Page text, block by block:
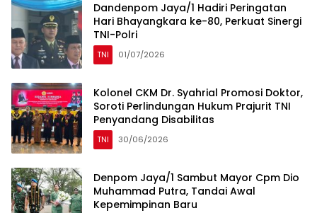
Dandenpom Jaya/1 Hadiri Peringatan
Hari Bhayangkara ke-80, Perkuat Sinergi
TNI-Polri
TNI 01/07/2026
Kolonel CKM Dr. Syahrial Promosi Doktor,
Soroti Perlindungan Hukum Prajurit TNI
Penyandang Disabilitas
TNI 30/06/2026
Denpom Jaya/1 Sambut Mayor Cpm Dio
Muhammad Putra, Tandai Awal
Kepemimpinan Baru